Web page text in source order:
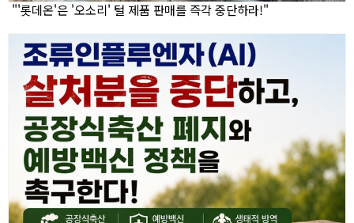
"'롯데온'은 '오소리' 털 제품 판매를 즉각 중단하라!"